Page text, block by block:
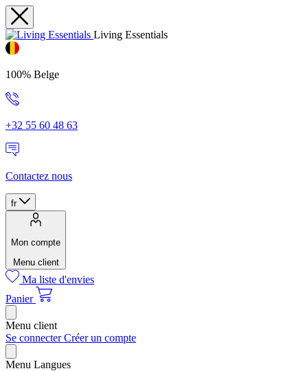
Living Essentials
100% Belge
+32 55 60 48 63
Contactez nous
fr
Mon compte
Menu client
Ma liste d'envies
Panier
Menu client
Se connecterCréer un compte
Menu Langues